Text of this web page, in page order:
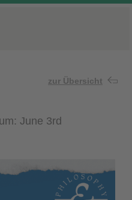
zur Übersicht
June 3rd